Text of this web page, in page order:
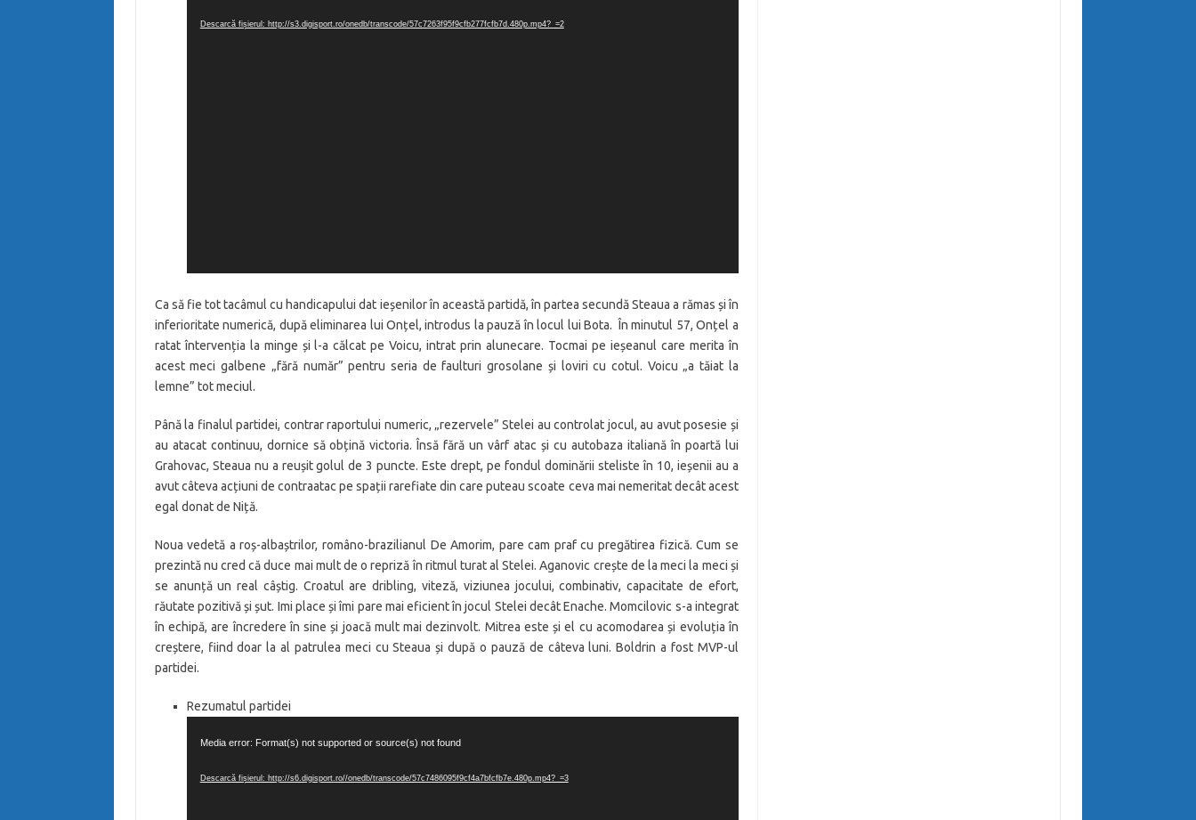
Descarcă fișierul: http://s3.digisport.ro/onedb/transcode/57c7263f95f9cfb277fcfb7d.480p.mp4?_=2
Ca să fie tot tacâmul cu handicapului dat ieșenilor în această partidă, în partea secundă Steaua a rămas și în
inferioritate numerică, după eliminarea lui Onțel, introdus la pauză în locul lui Bota. În minutul 57, Onțel a
ratat întervenția la minge și l-a călcat pe Voicu, intrat prin alunecare. Tocmai pe ieșeanul care merita în
acest meci galbene „fără număr” pentru seria de faulturi grosolane și loviri cu cotul. Voicu „a tăiat la
lemne” tot meciul.
Până la finalul partidei, contrar raportului numeric, „rezervele” Stelei au controlat jocul, au avut posesie și
au atacat continuu, dornice să obțină victoria. Însă fără un vârf atac și cu autobaza italiană în poartă lui
Grahovac, Steaua nu a reușit golul de 3 puncte. Este drept, pe fondul dominării steliste în 10, ieșenii au a
avut câteva acțiuni de contraatac pe spații rarefiate din care puteau scoate ceva mai nemeritat decât acest
egal donat de Niță.
Noua vedetă a roș-albaștrilor, româno-brazilianul De Amorim, pare cam praf cu pregătirea fizică. Cum se
prezintă nu cred că duce mai mult de o repriză în ritmul turat al Stelei. Aganovic crește de la meci la meci și
se anunță un real câștig. Croatul are dribling, viteză, viziunea jocului, combinativ, capacitate de efort,
răutate pozitivă și șut. Imi place și îmi pare mai eficient în jocul Stelei decât Enache. Momcilovic s-a integrat
în echipă, are încredere în sine și joacă mult mai dezinvolt. Mitrea este și el cu acomodarea și evoluția în
creștere, fiind doar la al patrulea meci cu Steaua și după o pauză de câteva luni. Boldrin a fost MVP-ul
partidei.
Rezumatul partidei
video
Media error: Format(s) not supported or source(s) not found
Descarcă fișierul: http://s6.digisport.ro//onedb/transcode/57c7486095f9cf4a7bfcfb7e.480p.mp4?_=3